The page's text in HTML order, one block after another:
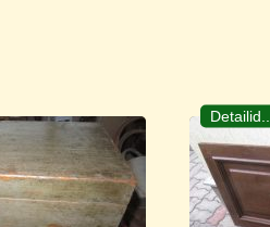
Detailid...